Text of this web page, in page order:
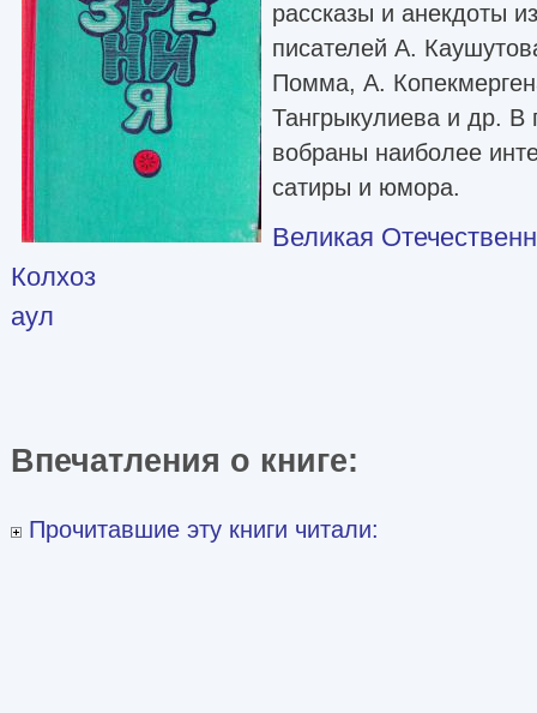
рассказы и анекдоты
писателей А.
Помма, А.
Тангрыкулиева и др. В
вобраны наиболее
сатиры и юмора.
Великая
Колхоз
аул
Впечатления о книге:
Прочитавшие эту книги читали: